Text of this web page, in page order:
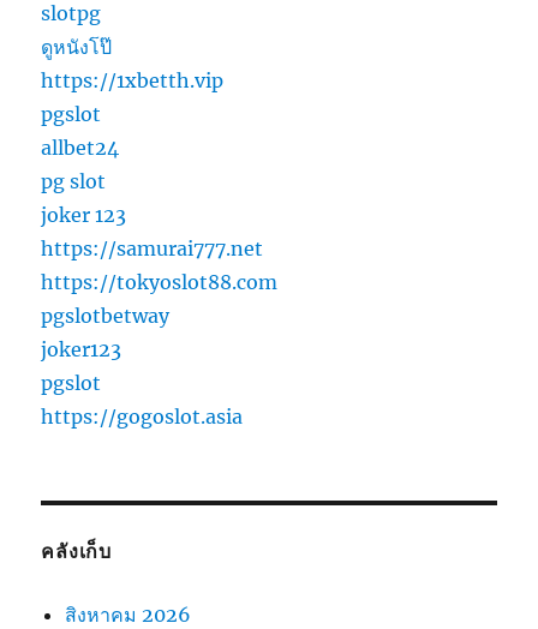
slotpg
ดูหนังโป๊
https://1xbetth.vip
pgslot
allbet24
pg slot
joker 123
https://samurai777.net
https://tokyoslot88.com
pgslotbetway
joker123
pgslot
https://gogoslot.asia
คลังเก็บ
สิงหาคม 2026